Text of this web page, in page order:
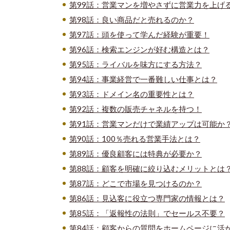
第99話：営業マンを増やさずに営業力を上げ
第98話：良い商品だと売れるのか？
第97話：頭を使って学んだ経験が重要！
第96話：検索エンジンが好む構造とは？
第95話：ライバルを味方にする方法？
第94話：事業経営で一番難しい仕事とは？
第93話：ドメイン名の重要性とは？
第92話：複数の販売チャネルを持つ！
第91話：営業マンだけで業績アップは可能か？
第90話：100％売れる営業手法とは？
第89話：優良顧客には特典が必要か？
第88話：顧客を明確に絞り込むメリットとは？
第87話：どこで市場を見つけるのか？
第86話：見込客に役立つ専門家の情報とは？
第85話：「返報性の法則」でセールス不要？
第84話：顧客からの質問をホームページに活